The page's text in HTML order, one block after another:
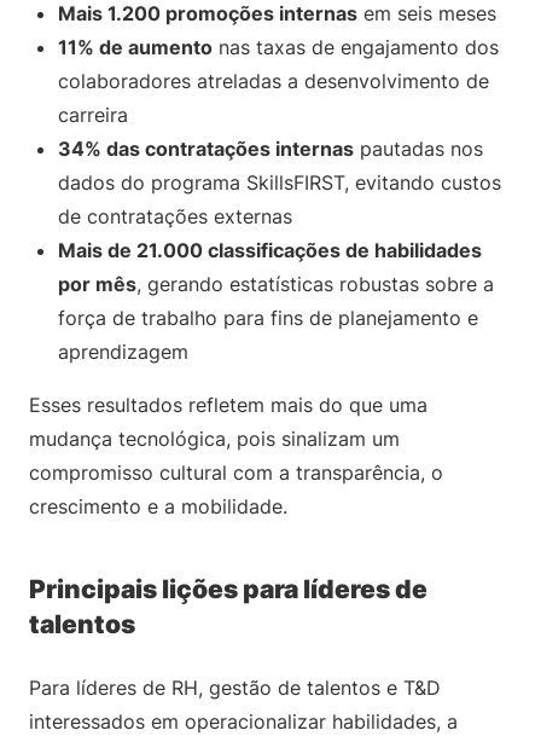
Mais 1.200 promoções internas em seis meses
11% de aumento nas taxas de engajamento dos
colaboradores atreladas a desenvolvimento de
carreira
34% das contratações internas pautadas nos
dados do programa SkillsFIRST, evitando custos
de contratações externas
Mais de 21.000 classificações de habilidades
por mês, gerando estatísticas robustas sobre a
força de trabalho para fins de planejamento e
aprendizagem
Esses resultados refletem mais do que uma
mudança tecnológica, pois sinalizam um
compromisso cultural com a transparência, o
crescimento e a mobilidade.
Principais lições para líderes de
talentos
Para líderes de RH, gestão de talentos e T&D
interessados em operacionalizar habilidades, a